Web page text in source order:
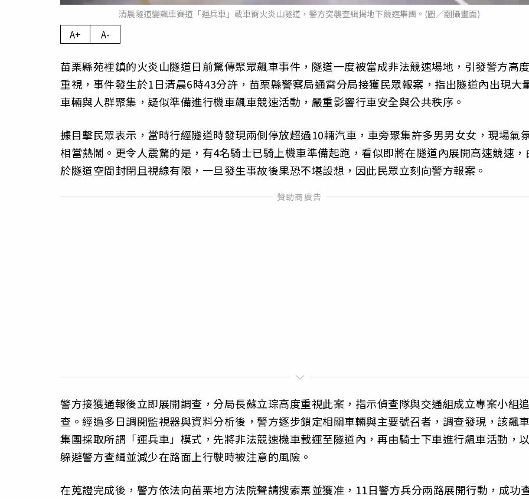
清晨隧道變飆車賽道「運兵車」載車衝火炎山隧道，警方突襲查緝揭地下競速集團。(圖∕翻攝畫面)
A+ A-
苗栗縣苑裡鎮的火炎山隧道日前驚傳聚眾飆車事件，隧道一度被當成非法競速場地，引發警方高
重視，事件發生於1日清晨6時43分許，苗栗縣警察局通霄分局接獲民眾報案，指出隧道內出現大
車輛與人群聚集，疑似準備進行機車飆車競速活動，嚴重影響行車安全與公共秩序。
據目擊民眾表示，當時行經隧道時發現兩側停放超過10輛汽車，車旁聚集許多男男女女，現場氣
相當熱鬧。更令人震驚的是，有4名騎士已騎上機車準備起跑，看似即將在隧道內展開高速競速，
於隧道空間封閉且視線有限，一旦發生事故後果恐不堪設想，因此民眾立刻向警方報案。
警方接獲通報後立即展開調查，分局長蘇立琮高度重視此案，指示偵查隊與交通組成立專案小組
查。經過多日調閱監視器與資料分析後，警方逐步鎖定相關車輛與主要號召者，調查發現，該飆
集團採取所謂「運兵車」模式，先將非法競速機車載運至隧道內，再由騎士下車進行飆車活動，
躲避警方查緝並減少在路面上行駛時被注意的風險。
在蒐證完成後，警方依法向苗栗地方法院聲請搜索票並獲准，11日警方兵分兩路展開行動，成功